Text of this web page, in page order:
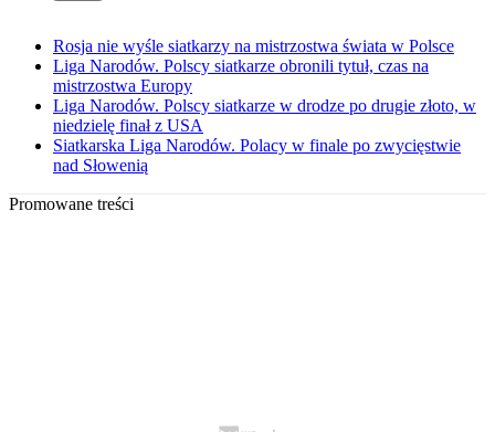
Rosja nie wyśle siatkarzy na mistrzostwa świata w Polsce
Liga Narodów. Polscy siatkarze obronili tytuł, czas na
mistrzostwa Europy
Liga Narodów. Polscy siatkarze w drodze po drugie złoto, w
niedzielę finał z USA
Siatkarska Liga Narodów. Polacy w finale po zwycięstwie
nad Słowenią
Promowane treści